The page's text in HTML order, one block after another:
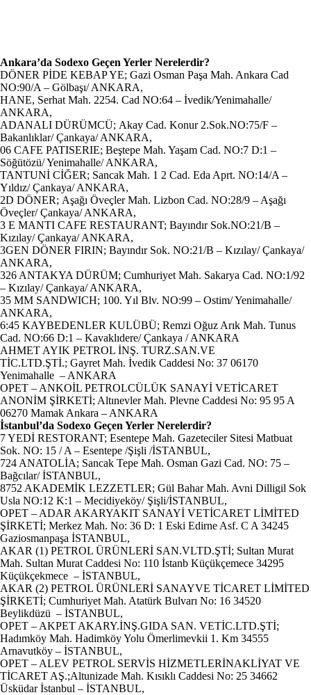
Ankara’da Sodexo Geçen Yerler Nerelerdir?
DÖNER PİDE KEBAP YE; Gazi Osman Paşa Mah. Ankara Cad
NO:90/A – Gölbaşı/ ANKARA,
HANE, Serhat Mah. 2254. Cad NO:64 – İvedik/Yenimahalle/
ANKARA,
ADANALI DÜRÜMCÜ; Akay Cad. Konur 2.Sok.NO:75/F –
Bakanlıklar/ Çankaya/ ANKARA,
06 CAFE PATISERIE; Beştepe Mah. Yaşam Cad. NO:7 D:1 –
Söğütözü/ Yenimahalle/ ANKARA,
TANTUNİ CİĞER; Sancak Mah. 1 2 Cad. Eda Aprt. NO:14/A –
Yıldız/ Çankaya/ ANKARA,
2D DÖNER; Aşağı Öveçler Mah. Lizbon Cad. NO:28/9 – Aşağı
Öveçler/ Çankaya/ ANKARA,
3 E MANTI CAFE RESTAURANT; Bayındır Sok.NO:21/B –
Kızılay/ Çankaya/ ANKARA,
3GEN DÖNER FIRIN; Bayındır Sok. NO:21/B – Kızılay/ Çankaya/
ANKARA,
326 ANTAKYA DÜRÜM; Cumhuriyet Mah. Sakarya Cad. NO:1/92
– Kızılay/ Çankaya/ ANKARA,
35 MM SANDWICH; 100. Yıl Blv. NO:99 – Ostim/ Yenimahalle/
ANKARA,
6:45 KAYBEDENLER KULÜBÜ; Remzi Oğuz Arık Mah. Tunus
Cad. NO:66 D:1 – Kavaklıdere/ Çankaya / ANKARA
AHMET AYIK PETROL İNŞ. TURZ.SAN.VE
TİC.LTD.ŞTİ.; Gayret Mah. İvedik Caddesi No: 37 06170
Yenimahalle – ANKARA
OPET – ANKOİL PETROLCÜLÜK SANAYİ VETİCARET
ANONİM ŞİRKETİ; Altınevler Mah. Plevne Caddesi No: 95 95 A
06270 Mamak Ankara – ANKARA
İstanbul’da Sodexo Geçen Yerler Nerelerdir?
7 YEDİ RESTORANT; Esentepe Mah. Gazeteciler Sitesi Matbuat
Sok. NO: 15 / A – Esentepe /Şişli /İSTANBUL,
724 ANATOLİA; Sancak Tepe Mah. Osman Gazi Cad. NO: 75 –
Bağcılar/ İSTANBUL,
8752 AKADEMİK LEZZETLER; Gül Bahar Mah. Avni Dilligil Sok
Usla NO:12 K:1 – Mecidiyeköy/ Şişli/İSTANBUL,
OPET – ADAR AKARYAKIT SANAYİ VETİCARET LİMİTED
ŞİRKETİ; Merkez Mah. No: 36 D: 1 Eski Edirne Asf. C A 34245
Gaziosmanpaşa İSTANBUL,
AKAR (1) PETROL ÜRÜNLERİ SAN.VLTD.ŞTİ; Sultan Murat
Mah. Sultan Murat Caddesi No: 110 İstanb Küçükçemece 34295
Küçükçekmece – İSTANBUL,
AKAR (2) PETROL ÜRÜNLERİ SANAYVE TİCARET LİMİTED
ŞİRKETİ; Cumhuriyet Mah. Atatürk Bulvarı No: 16 34520
Beylikdüzü – İSTANBUL,
OPET – AKPET AKARY.İNŞ.GIDA SAN. VETİC.LTD.ŞTİ;
Hadımköy Mah. Hadimköy Yolu Ömerlimevkii 1. Km 34555
Arnavutköy – İSTANBUL,
OPET – ALEV PETROL SERVİS HİZMETLERİNAKLİYAT VE
TİCARET AŞ.;Altunizade Mah. Kısıklı Caddesi No: 25 34662
Üsküdar İstanbul – İSTANBUL,